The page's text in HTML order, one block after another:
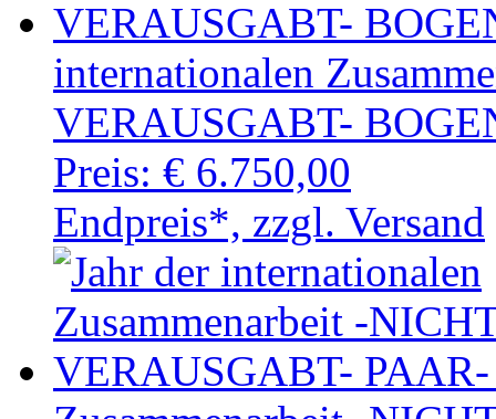
internationalen
VERAUSGABT-
Preis: € 6.750,00
Endpreis*, zzgl. Versand